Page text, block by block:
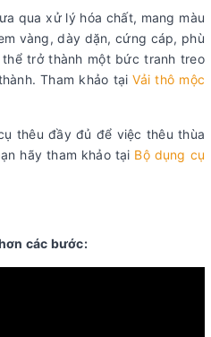
qua xử lý hóa chất, mang màu
vàng, dày dặn, cứng cáp, phù
trở thành một bức tranh treo
Tham khảo tạiVải thô mộc
thêu đầy đủ để việc thêu thùa
hãy tham khảo tại Bộ dụng cụ
các bước: